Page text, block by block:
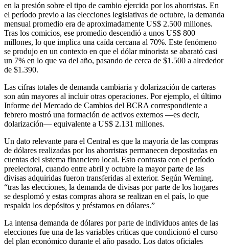
en la presión sobre el tipo de cambio ejercida por los ahorristas. En
el período previo a las elecciones legislativas de octubre, la demanda
mensual promedio era de aproximadamente US$ 2.500 millones.
Tras los comicios, ese promedio descendió a unos US$ 800
millones, lo que implica una caída cercana al 70%. Este fenómeno
se produjo en un contexto en que el dólar minorista se abarató casi
un 7% en lo que va del año, pasando de cerca de $1.500 a alrededor
de $1.390.
Las cifras totales de demanda cambiaria y dolarización de carteras
son aún mayores al incluir otras operaciones. Por ejemplo, el último
Informe del Mercado de Cambios del BCRA correspondiente a
febrero mostró una formación de activos externos —es decir,
dolarización— equivalente a US$ 2.131 millones.
Un dato relevante para el Central es que la mayoría de las compras
de dólares realizadas por los ahorristas permanecen depositadas en
cuentas del sistema financiero local. Esto contrasta con el período
preelectoral, cuando entre abril y octubre la mayor parte de las
divisas adquiridas fueron transferidas al exterior. Según Werning,
“tras las elecciones, la demanda de divisas por parte de los hogares
se desplomó y estas compras ahora se realizan en el país, lo que
respalda los depósitos y préstamos en dólares.”
La intensa demanda de dólares por parte de individuos antes de las
elecciones fue una de las variables críticas que condicionó el curso
del plan económico durante el año pasado. Los datos oficiales